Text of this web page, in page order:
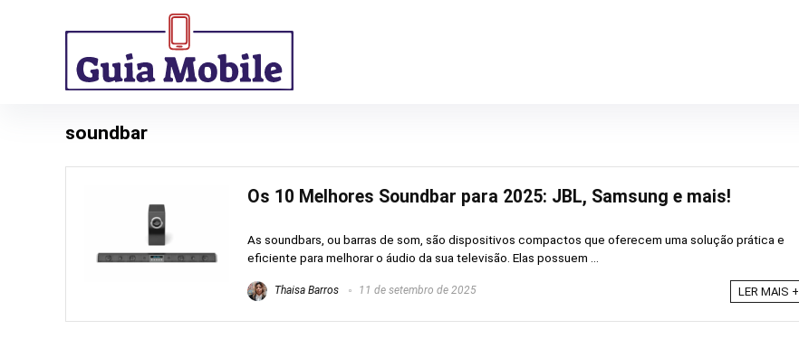
soundbar
Os 10 Melhores Soundbar para 2025: JBL, Samsung e mais!
As soundbars, ou barras de som, são dispositivos compactos que oferecem uma solução prática e
eficiente para melhorar o áudio da sua televisão. Elas possuem ...
Thaisa Barros 11 de setembro de 2025 LER MAIS +